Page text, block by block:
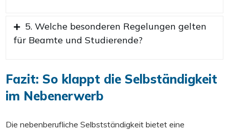
5. Welche besonderen Regelungen gelten
für Beamte und Studierende?
Fazit: So klappt die Selbständigkeit
im Nebenerwerb
Die nebenberufliche Selbstständigkeit bietet eine